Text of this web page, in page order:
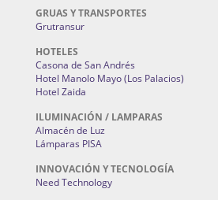
GRUAS Y TRANSPORTES
Grutransur
HOTELES
Casona de San Andrés
Hotel Manolo Mayo (Los Palacios)
Hotel Zaida
ILUMINACIÓN / LAMPARAS
Almacén de Luz
Lámparas PISA
INNOVACIÓN Y TECNOLOGÍA
Need Technology